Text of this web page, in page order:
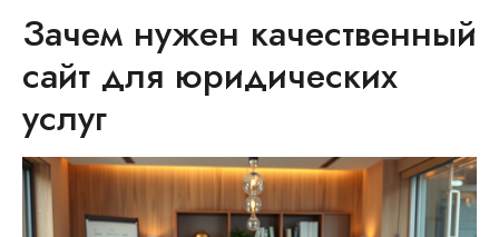
Зачем нужен качественный
сайт для юридических
услуг